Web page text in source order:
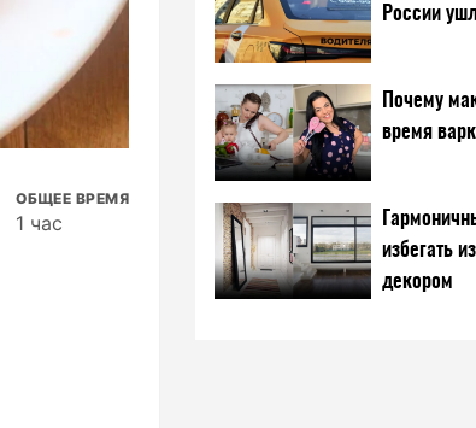
ОБЩЕЕ ВРЕМЯ
1 час
России
Почему
время
избегать
декором